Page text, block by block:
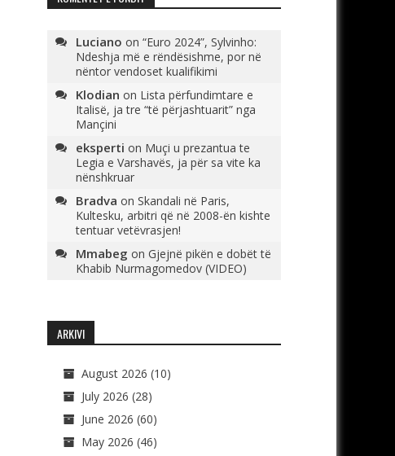
Luciano on “Euro 2024”, Sylvinho:
Ndeshja më e rëndësishme, por në
nëntor vendoset kualifikimi
Klodian on Lista përfundimtare e
Italisë, ja tre “të përjashtuarit” nga
Mançini
eksperti on Muçi u prezantua te
Legia e Varshavës, ja për sa vite ka
nënshkruar
Bradva on Skandali në Paris,
Kultesku, arbitri që në 2008-ën kishte
tentuar vetëvrasjen!
Mmabeg on Gjejnë pikën e dobët të
Khabib Nurmagomedov (VIDEO)
ARKIVI
August 2026 (10)
July 2026 (28)
June 2026 (60)
May 2026 (46)